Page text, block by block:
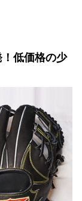
！低価格の少